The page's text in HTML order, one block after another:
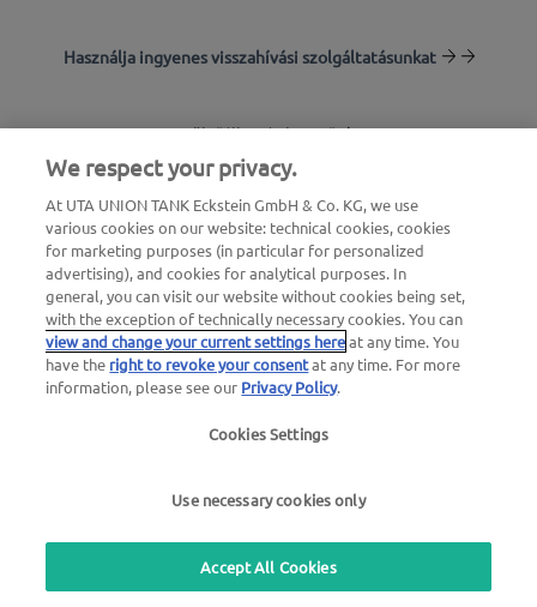
Használja ingyenes visszahívási szolgáltatásunkat
Töltőállomás-kereső
Az UTA Edenredről
szerződési feltételek|Felhasználói feltételek
We respect your privacy.
At UTA UNION TANK Eckstein GmbH & Co. KG, we use
various cookies on our website: technical cookies, cookies
for marketing purposes (in particular for personalized
advertising), and cookies for analytical purposes. In
general, you can visit our website without cookies being set,
with the exception of technically necessary cookies. You can
view and change your current settings hereat any time. You
have the right to revoke your consentat any time. For more
information, please see our Privacy Policy.
Cookies Settings
Use necessary cookies only
Accept All Cookies